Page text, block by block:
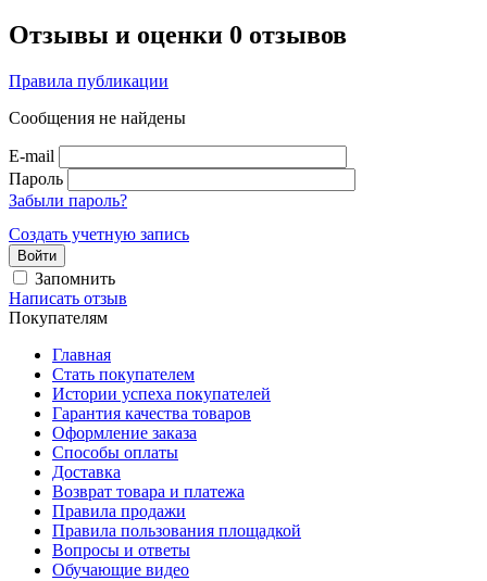
Отзывы и оценки 0 отзывов
Правила публикации
Сообщения не найдены
E-mail
Пароль
Забыли пароль?
Создать учетную запись
Войти
Запомнить
Написать отзыв
Покупателям
Главная
Стать покупателем
Истории успеха покупателей
Гарантия качества товаров
Оформление заказа
Способы оплаты
Доставка
Возврат товара и платежа
Правила продажи
Правила пользования площадкой
Вопросы и ответы
Обучающие видео